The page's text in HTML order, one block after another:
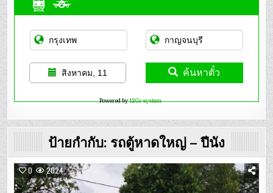
สิงหาคม, 11 ค้นหาตั๋ว
Powered by12Go system
ป้ายกำกับ: รถตู้หาดใหญ่ – ปีนัง
0 2024